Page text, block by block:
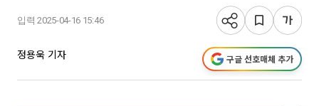
입력 2025-04-16 15:46
정용욱 기자 구글 선호매체 추가